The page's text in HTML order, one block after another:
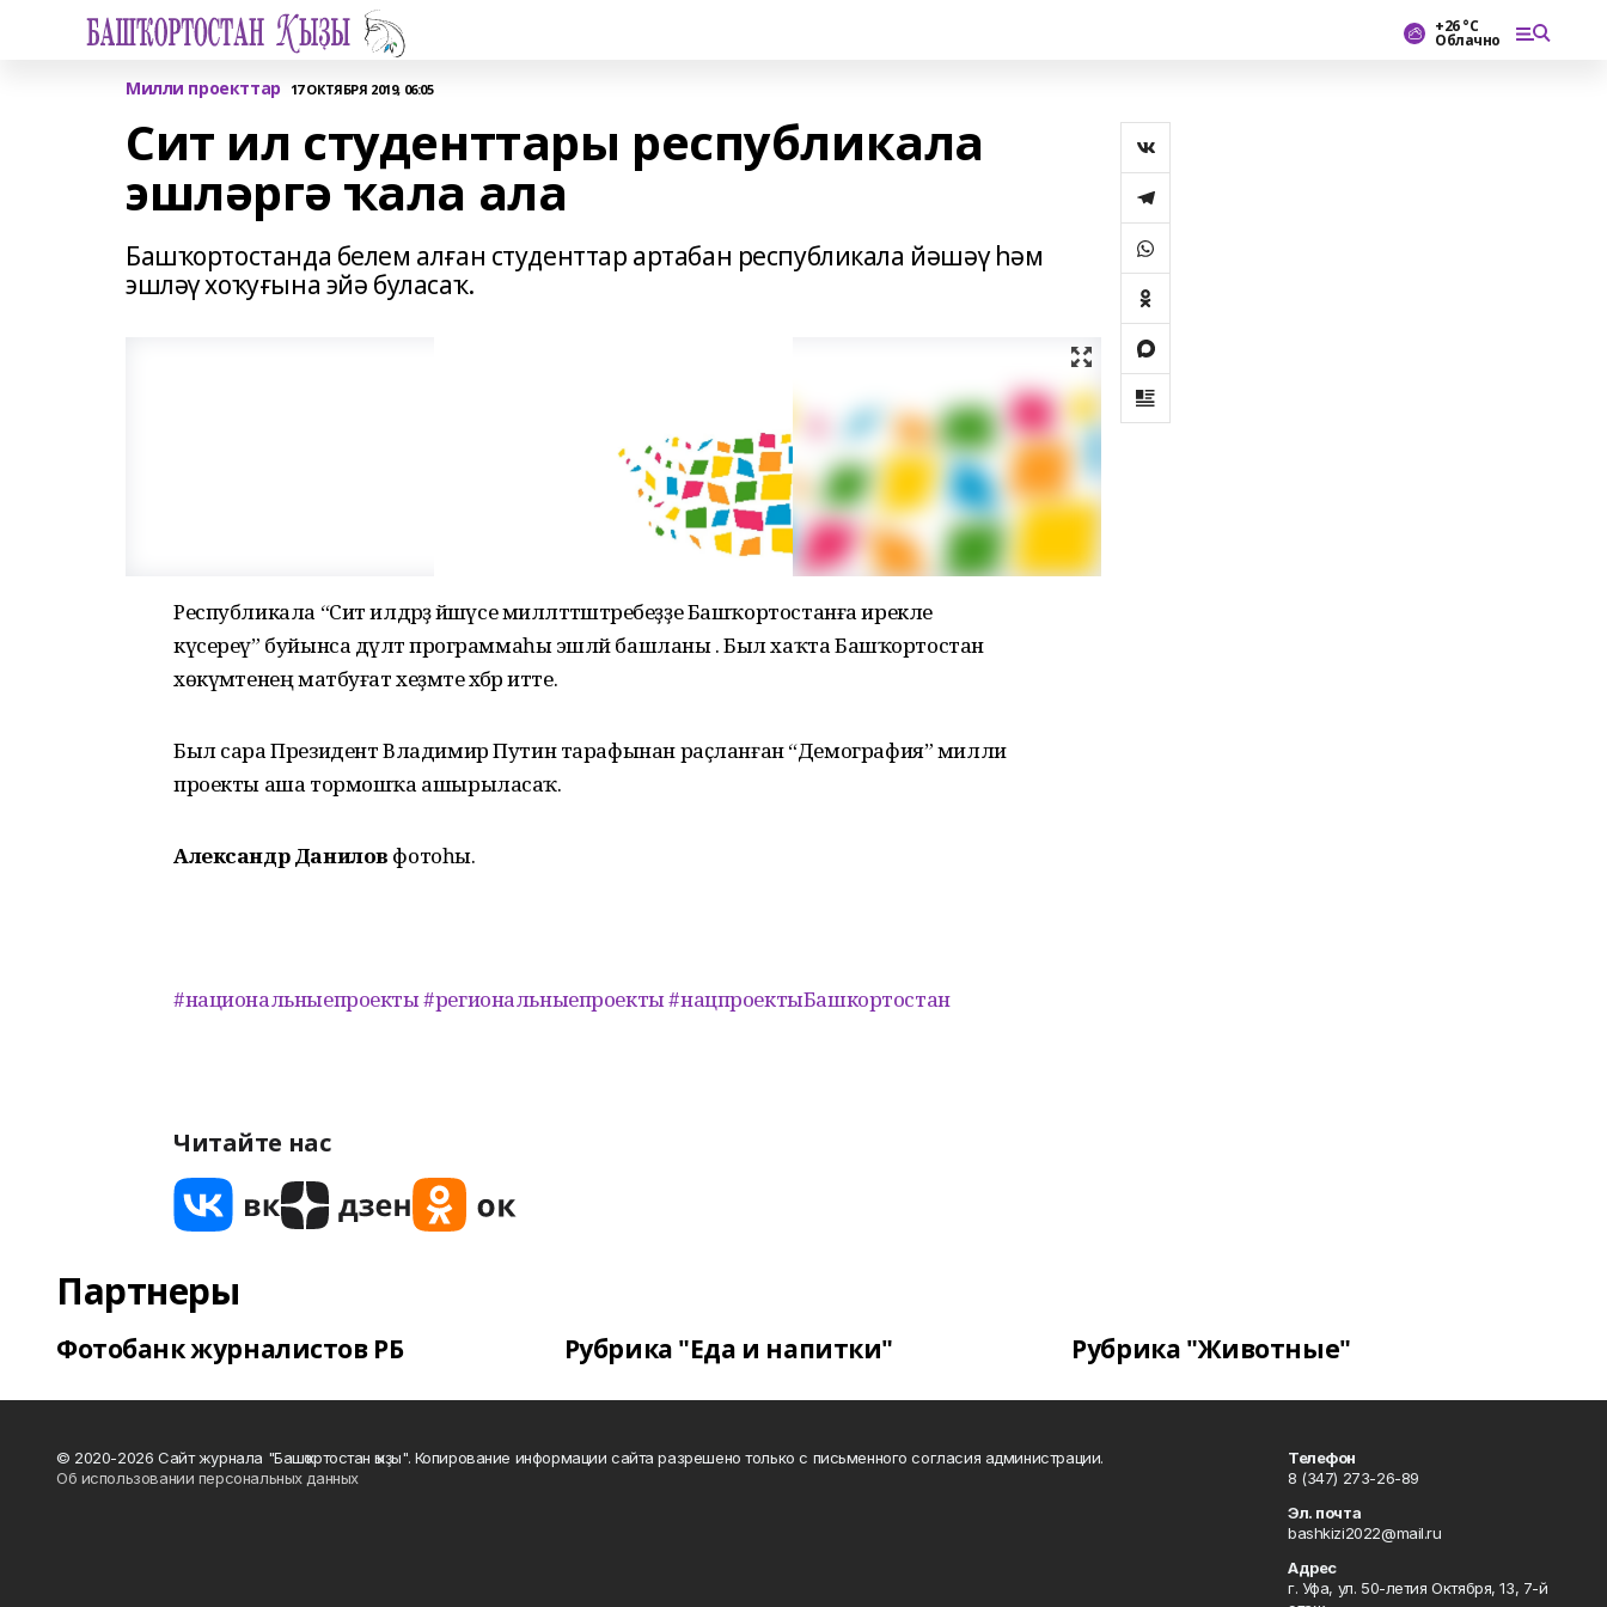
+26 °С
Облачно
Милли проекттар 17 ОКТЯБРЯ 2019, 06:05
Сит ил студенттары республикала
эшләргә ҡала ала
Башҡортостанда белем алған студенттар артабан республикала йәшәү һәм
эшләү хоҡуғына эйә буласаҡ.
Республикала “Сит илдәрҙә йәшәүсе милләттәштәребеҙҙе Башҡортостанға ирекле
күсереү” буйынса дәүләт программаһы эшләй башланы . Был хаҡта Башҡортостан
хөкүмәтенең матбуғат хеҙмәте хәбәр итте.
Был сара Президент Владимир Путин тарафынан раҫланған “Демография” милли
проекты аша тормошҡа ашырыласаҡ.
Александр Данилов фотоһы.
#национальныепроекты#региональныепроекты#нацпроектыБашкортостан
Читайте нас
Партнеры
Фотобанк журналистов РБ Рубрика "Еда и напитки" Рубрика "Животные"
© 2020-2026 Сайт журнала "Башҡортостан ҡыҙы". Копирование информации сайта разрешено только с письменного согласия администрации.
Об использовании персональных данных
Телефон
8 (347) 273-26-89
Эл. почта
bashkizi2022@mail.ru
Адрес
г. Уфа, ул. 50-летия Октября, 13, 7-й